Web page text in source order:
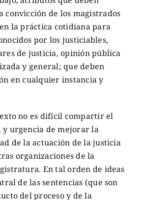
convicción de los magistrados
la práctica cotidiana para
por los justiciables,
de justicia, opinión pública
y general; que deben
en cualquier instancia y
no es difícil compartir el
y urgencia de mejorar la
de la actuación de la justicia
organizaciones de la
En tal orden de ideas
de las sentencias (que son
del proceso y de la